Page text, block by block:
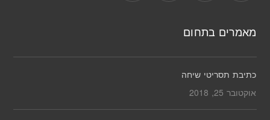
מאמרים בתחום
כתיבת תסריטי שיחה
אוקטובר 25, 2018